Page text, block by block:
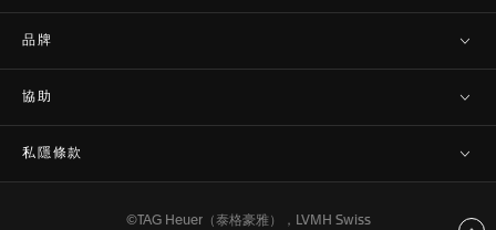
品牌
協助
私隱條款
©TAG Heuer（泰格豪雅），LVMH Swiss